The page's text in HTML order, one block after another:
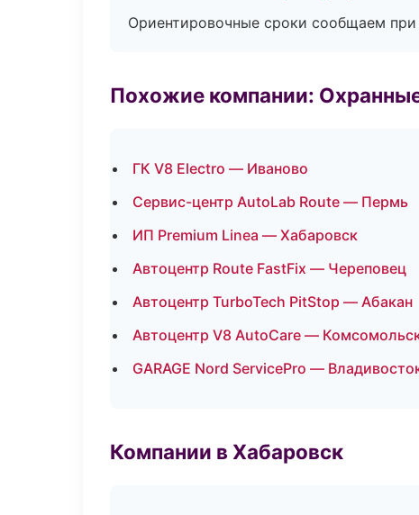
Ориентировочные сроки сообщаем
Похожие компании:
ГК V8 Electro — Иваново
Сервис-центр AutoLab Route — Пермь
ИП Premium Linea — Хабаровск
Автоцентр Route FastFix — Череповец
Автоцентр TurboTech PitStop — Абакан
Автоцентр V8 AutoCare —
GARAGE Nord ServicePro —
Компании в Хабаровск